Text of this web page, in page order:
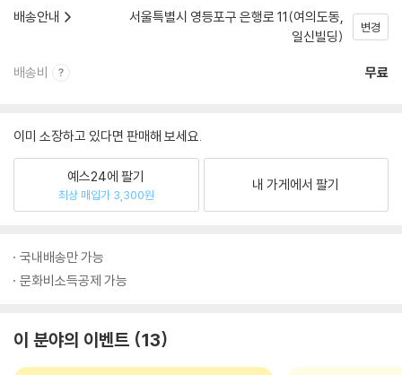
배송안내
서울특별시 영등포구 은행로 11(여의도동,
일신빌딩)
변경
배송비 무료
이미 소장하고 있다면 판매해 보세요.
예스24에 팔기
최상 매입가 3,300원
내 가게에서 팔기
국내배송만 가능
문화비소득공제 가능
이 분야의 이벤트 13